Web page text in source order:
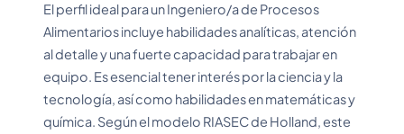
El perfil ideal para un Ingeniero/a de Procesos
Alimentarios incluye habilidades analíticas, atención
al detalle y una fuerte capacidad para trabajar en
equipo. Es esencial tener interés por la ciencia y la
tecnología, así como habilidades en matemáticas y
química. Según el modelo RIASEC de Holland, este